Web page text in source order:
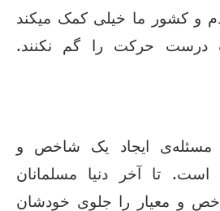
و کشور ما خیلی کمک میکند
درست حرکت را گم نکنند.
مسئله‌ی ایجاد یک شاخص و
است. تا آخر دنیا مسلمانان
و معیار را جلوی خودشان